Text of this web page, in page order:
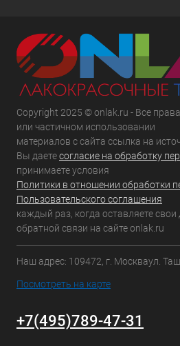
Copyright 2025 © onlak.ru - Все
или частичном использовании
материалов с сайта ссылка на
Вы даетесогласие на обработку
принимаете условия
Политики в отношении обработки
Пользовательского соглашения
каждый раз, когда оставляете
обратной связи на сайте onlak.ru
Наш адрес: 109472, г. Москваул.
Посмотреть на карте
+7(495)789-47-31